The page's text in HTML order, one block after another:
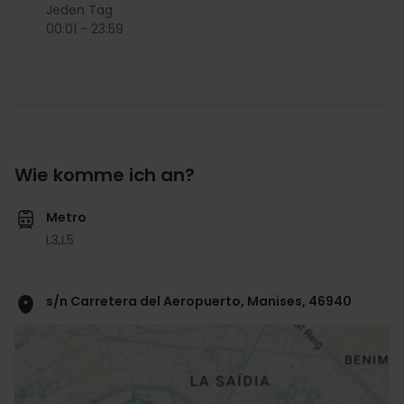
Jeden Tag
00:01 - 23:59
Wie komme ich an?
Metro
L3,L5
s/n Carretera del Aeropuerto, Manises, 46940